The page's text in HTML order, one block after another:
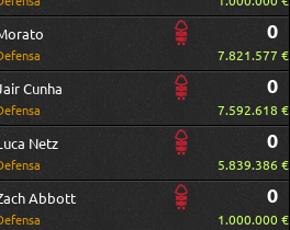
0
7.821.577 €
Cunha 0
7.592.618 €
Netz 0
5.839.386 €
Abbott 0
1.000.000 €